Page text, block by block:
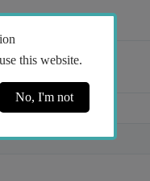
this website.
No, I'm not